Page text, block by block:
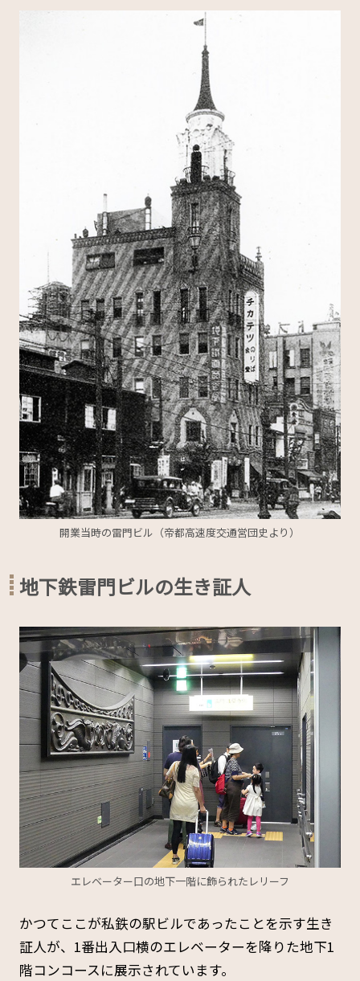
開業当時の雷門ビル（帝都高速度交通営団史より）
地下鉄雷門ビルの生き証人
エレベーター口の地下一階に飾られたレリーフ
かつてここが私鉄の駅ビルであったことを示す生き
証人が、1番出入口横のエレベーターを降りた地下1
階コンコースに展示されています。